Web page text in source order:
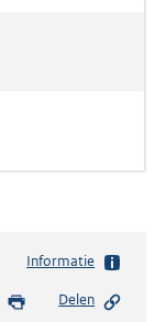
Informatie
Delen